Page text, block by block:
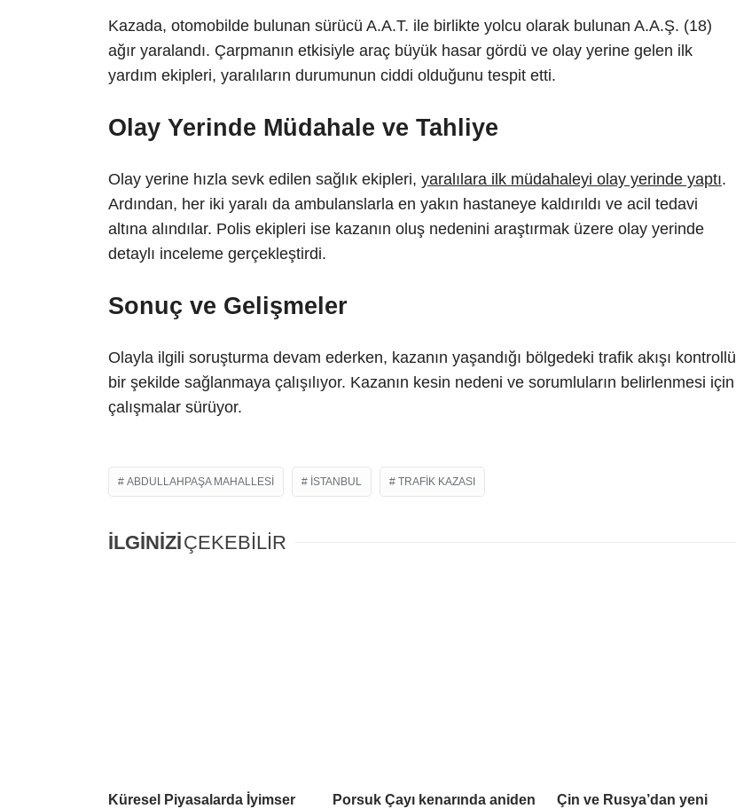
Kazada, otomobilde bulunan sürücü A.A.T. ile birlikte yolcu olarak bulunan A.A.Ş. (18)
ağır yaralandı. Çarpmanın etkisiyle araç büyük hasar gördü ve olay yerine gelen ilk
yardım ekipleri, yaralıların durumunun ciddi olduğunu tespit etti.
Olay Yerinde Müdahale ve Tahliye
Olay yerine hızla sevk edilen sağlık ekipleri, yaralılara ilk müdahaleyi olay yerinde yaptı.
Ardından, her iki yaralı da ambulanslarla en yakın hastaneye kaldırıldı ve acil tedavi
altına alındılar. Polis ekipleri ise kazanın oluş nedenini araştırmak üzere olay yerinde
detaylı inceleme gerçekleştirdi.
Sonuç ve Gelişmeler
Olayla ilgili soruşturma devam ederken, kazanın yaşandığı bölgedeki trafik akışı kontrollü
bir şekilde sağlanmaya çalışılıyor. Kazanın kesin nedeni ve sorumluların belirlenmesi için
çalışmalar sürüyor.
ABDULLAHPAŞA MAHALLESI İSTANBUL TRAFIK KAZASI
İLGİNİZİÇEKEBİLİR
Küresel Piyasalarda İyimser
Porsuk Çayı kenarında aniden
Çin ve Rusya’dan yeni